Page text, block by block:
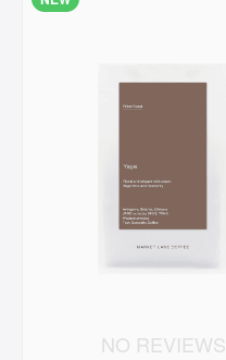
NO REVIEWS